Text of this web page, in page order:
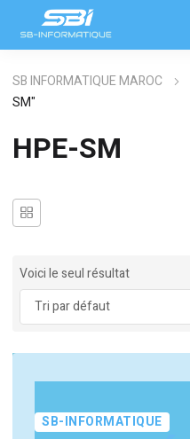
SB INFORMATIQUE MAROC
SM"
HPE-SM
Voici le seul résultat
SB-INFORMATIQUE